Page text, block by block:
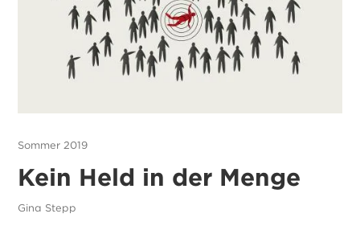
Sommer 2019
Kein Held in der Menge
Gina Stepp